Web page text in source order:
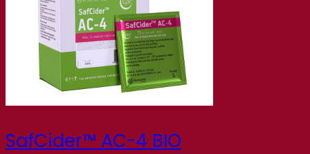
SafCider™ AC-4 BIO